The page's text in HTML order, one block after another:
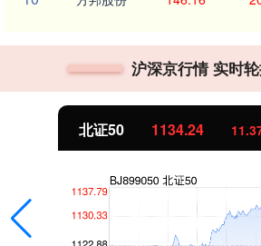
沪深京行情 实时
北证50 1134.24